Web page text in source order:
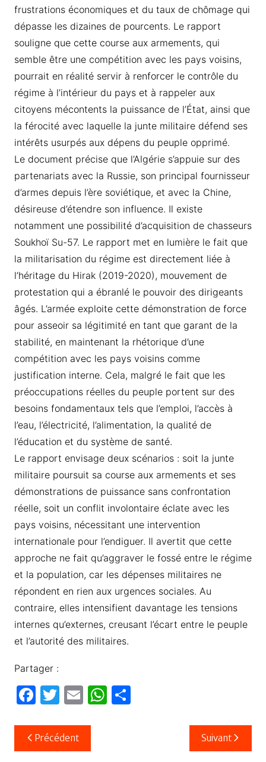
frustrations économiques et du taux de chômage qui
dépasse les dizaines de pourcents. Le rapport
souligne que cette course aux armements, qui
semble être une compétition avec les pays voisins,
pourrait en réalité servir à renforcer le contrôle du
régime à l’intérieur du pays et à rappeler aux
citoyens mécontents la puissance de l’État, ainsi que
la férocité avec laquelle la junte militaire défend ses
intérêts usurpés aux dépens du peuple opprimé.
Le document précise que l’Algérie s’appuie sur des
partenariats avec la Russie, son principal fournisseur
d’armes depuis l’ère soviétique, et avec la Chine,
désireuse d’étendre son influence. Il existe
notamment une possibilité d’acquisition de chasseurs
Soukhoï Su-57. Le rapport met en lumière le fait que
la militarisation du régime est directement liée à
l’héritage du Hirak (2019-2020), mouvement de
protestation qui a ébranlé le pouvoir des dirigeants
âgés. L’armée exploite cette démonstration de force
pour asseoir sa légitimité en tant que garant de la
stabilité, en maintenant la rhétorique d’une
compétition avec les pays voisins comme
justification interne. Cela, malgré le fait que les
préoccupations réelles du peuple portent sur des
besoins fondamentaux tels que l’emploi, l’accès à
l’eau, l’électricité, l’alimentation, la qualité de
l’éducation et du système de santé.
Le rapport envisage deux scénarios : soit la junte
militaire poursuit sa course aux armements et ses
démonstrations de puissance sans confrontation
réelle, soit un conflit involontaire éclate avec les
pays voisins, nécessitant une intervention
internationale pour l’endiguer. Il avertit que cette
approche ne fait qu’aggraver le fossé entre le régime
et la population, car les dépenses militaires ne
répondent en rien aux urgences sociales. Au
contraire, elles intensifient davantage les tensions
internes qu’externes, creusant l’écart entre le peuple
et l’autorité des militaires.
Partager :
F
c
e
T
itt
er
E
ail
W P
Navigation
de
Précédent Suivant